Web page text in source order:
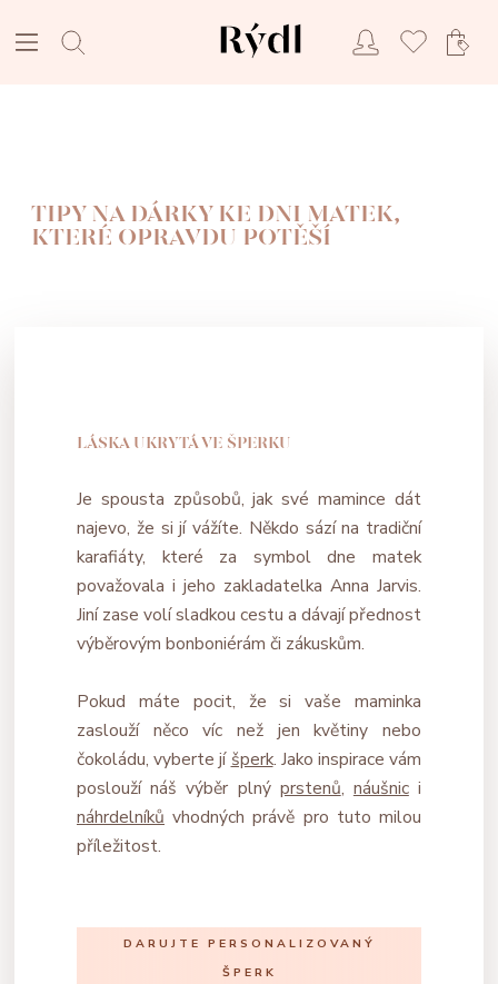
TIPY NA DÁRKY KE DNI MATEK,
KTERÉ OPRAVDU POTĚŠÍ
LÁSKA UKRYTÁ VE ŠPERKU
Je spousta způsobů, jak své mamince dát
najevo, že si jí vážíte. Někdo sází na tradiční
karafiáty, které za symbol dne matek
považovala i jeho zakladatelka Anna Jarvis.
Jiní zase volí sladkou cestu a dávají přednost
výběrovým bonboniérám či zákuskům.
Pokud máte pocit, že si vaše maminka
zaslouží něco víc než jen květiny nebo
čokoládu, vyberte jí šperk. Jako inspirace vám
poslouží náš výběr plný prstenů, náušnici
náhrdelníků vhodných právě pro tuto milou
příležitost.
DARUJTE PERSONALIZOVANÝ
ŠPERK